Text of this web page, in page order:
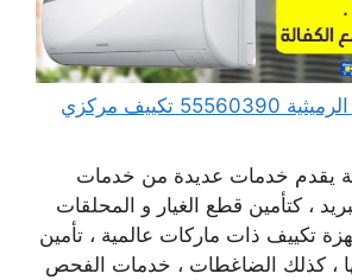
فني تكييف وتبريد الرميثية 55560390 تكييف مركزي
يقدم خدمات عديدة من خدمات
، كتأمين قطع الغيار و المحلقات
تكييف ذات ماركات عالمية ، تأمين
، كذلك الضاغطات ، خدمات الفحص